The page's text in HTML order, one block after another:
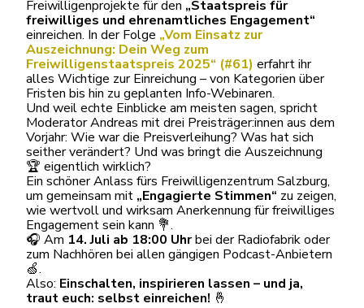
Freiwilligenprojekte für den „Staatspreis für
freiwilliges und ehrenamtliches Engagement“
einreichen. In der Folge „Vom Einsatz zur
Auszeichnung: Dein Weg zum
Freiwilligenstaatspreis 2025“ (#61) erfahrt ihr
alles Wichtige zur Einreichung – von Kategorien über
Fristen bis hin zu geplanten Info-Webinaren.
Und weil echte Einblicke am meisten sagen, spricht
Moderator Andreas mit drei Preisträger:innen aus dem
Vorjahr: Wie war die Preisverleihung? Was hat sich
seither verändert? Und was bringt die Auszeichnung
🏆 eigentlich wirklich?
Ein schöner Anlass fürs Freiwilligenzentrum Salzburg,
um gemeinsam mit „Engagierte Stimmen“ zu zeigen,
wie wertvoll und wirksam Anerkennung für freiwilliges
Engagement sein kann 💐.
🎧 Am 14. Juli ab 18:00 Uhrbei der Radiofabrik oder
zum Nachhören bei allen gängigen Podcast-Anbietern
🍏.
Also: Einschalten, inspirieren lassen – und ja,
traut euch: selbst einreichen! 🤞